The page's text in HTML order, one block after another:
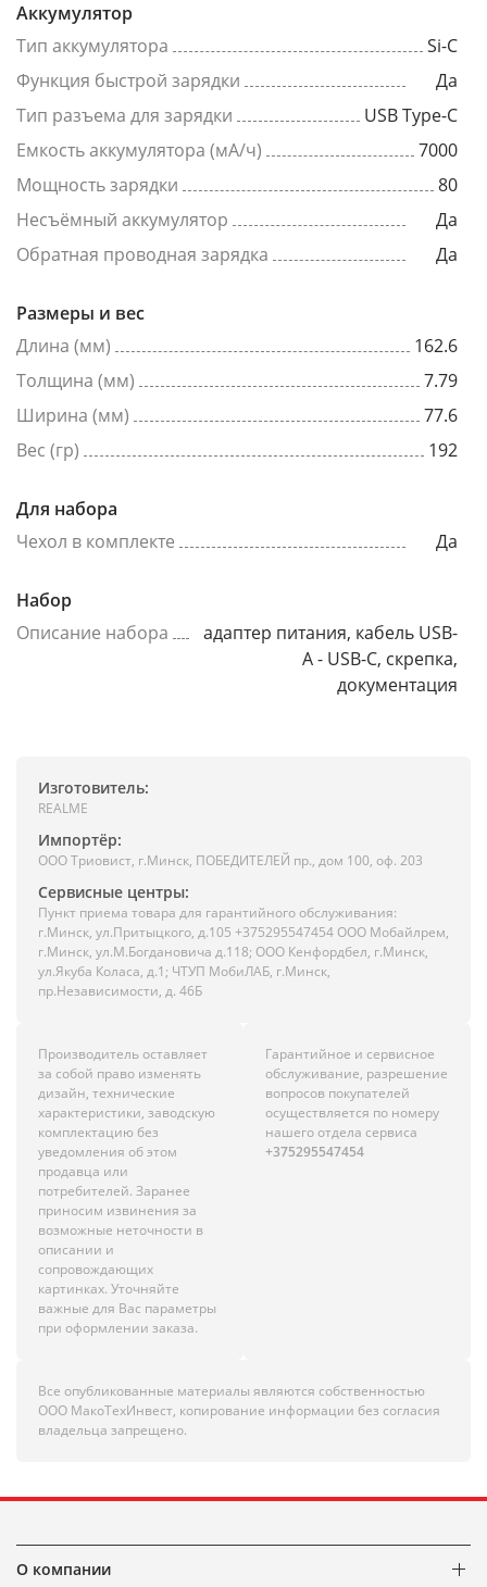
Аккумулятор
Тип аккумулятора
Si-C
Функция быстрой зарядки
Да
Тип разъема для зарядки
USB Type-C
Емкость аккумулятора (мА/ч)
7000
Мощность зарядки
80
Несъёмный аккумулятор
Да
Обратная проводная зарядка
Да
Размеры и вес
Длина (мм)
162.6
Толщина (мм)
7.79
Ширина (мм)
77.6
Вес (гр)
192
Для набора
Чехол в комплекте
Да
Набор
Описание набора
адаптер питания, кабель USB-
A - USB-C, скрепка,
документация
Изготовитель:
REALME
Импортёр:
ООО Триовист, г.Минск, ПОБЕДИТЕЛЕЙ пр., дом 100, оф. 203
Сервисные центры:
Пункт приема товара для гарантийного обслуживания:
г.Минск, ул.Притыцкого, д.105 +375295547454 ООО Мобайлрем,
г.Минск, ул.М.Богдановича д.118; ООО Кенфордбел, г.Минск,
ул.Якуба Коласа, д.1; ЧТУП МобиЛАБ, г.Минск,
пр.Независимости, д. 46Б
Производитель оставляет
за собой право изменять
дизайн, технические
характеристики, заводскую
комплектацию без
уведомления об этом
продавца или
потребителей. Заранее
приносим извинения за
возможные неточности в
описании и
сопровождающих
картинках. Уточняйте
важные для Вас параметры
при оформлении заказа.
Гарантийное и сервисное
обслуживание, разрешение
вопросов покупателей
осуществляется по номеру
нашего отдела сервиса
+375295547454
Все опубликованные материалы являются собственностью
ООО МакоТехИнвест, копирование информации без согласия
владельца запрещено.
О компании